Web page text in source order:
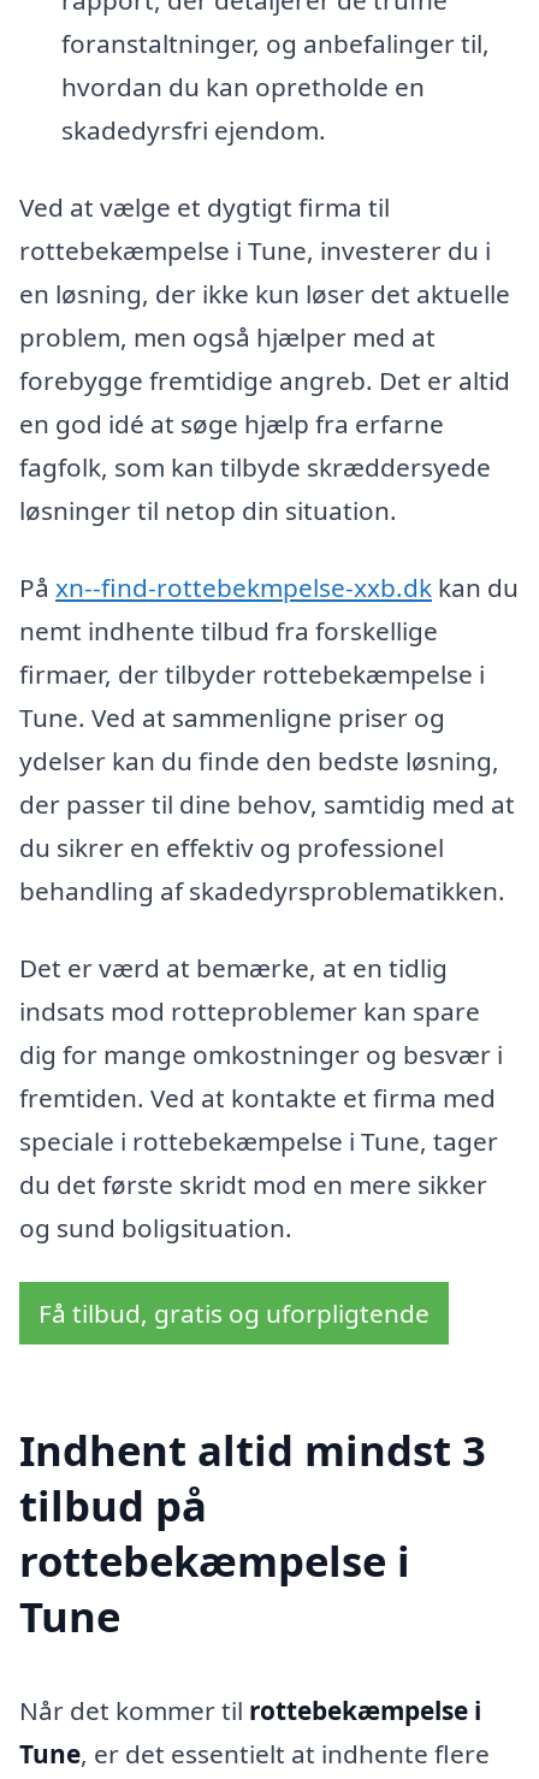
foranstaltninger, og anbefalinger til,
hvordan du kan opretholde en
skadedyrsfri ejendom.
Ved at vælge et dygtigt firma til
rottebekæmpelse i Tune, investerer du i
en løsning, der ikke kun løser det aktuelle
problem, men også hjælper med at
forebygge fremtidige angreb. Det er altid
en god idé at søge hjælp fra erfarne
fagfolk, som kan tilbyde skræddersyede
løsninger til netop din situation.
På xn--find-rottebekmpelse-xxb.dk kan du
nemt indhente tilbud fra forskellige
firmaer, der tilbyder rottebekæmpelse i
Tune. Ved at sammenligne priser og
ydelser kan du finde den bedste løsning,
der passer til dine behov, samtidig med at
du sikrer en effektiv og professionel
behandling af skadedyrsproblematikken.
Det er værd at bemærke, at en tidlig
indsats mod rotteproblemer kan spare
dig for mange omkostninger og besvær i
fremtiden. Ved at kontakte et firma med
speciale i rottebekæmpelse i Tune, tager
du det første skridt mod en mere sikker
og sund boligsituation.
Få tilbud, gratis og uforpligtende
Indhent altid mindst 3
tilbud på
rottebekæmpelse i
Tune
Når det kommer til rottebekæmpelse i
Tune, er det essentielt at indhente flere